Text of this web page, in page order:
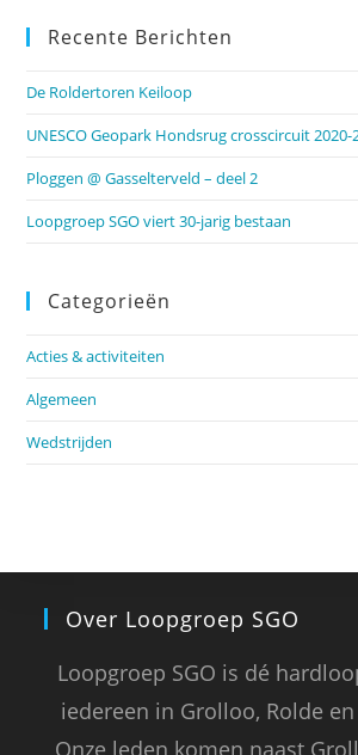
Recente Berichten
De Roldertoren Keiloop
UNESCO Geopark Hondsrug crosscircuit 2020-
Ploggen @ Gasselterveld – deel 2
Loopgroep SGO viert 30-jarig bestaan
Categorieën
Acties & activiteiten
Algemeen
Wedstrijden
Over Loopgroep SGO
Loopgroep SGO is dé
iedereen in Grolloo, Rolde